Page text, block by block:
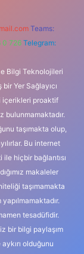
Teams:
0 726 Telegram:
Bilgi Teknolojileri
Yer Sağlayıcı
içerikleri proaktif
bulunmamaktadır.
taşımakta olup,
Bu internet
hiçbir bağlantısı
makaleler
taşımamakta
tesadüfidir.
bir bilgi paylaşım
olduğunu